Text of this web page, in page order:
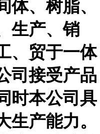
体、树脂、
生产、销
、贸于一体
司接受产品
时本公司具
生产能力。